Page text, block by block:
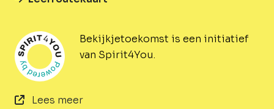
Bekijkjetoekomst is een initiatief
van Spirit4You.
Lees meer